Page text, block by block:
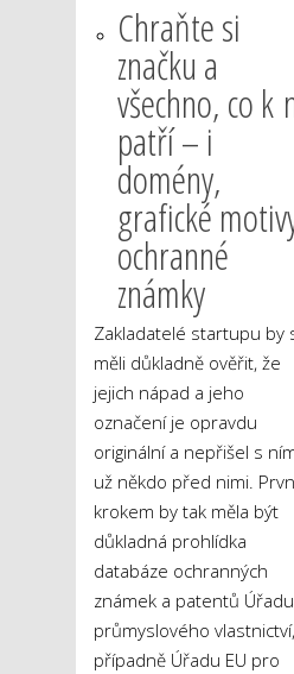
Chraňte si
značku a
všechno, co k
patří – i
domény,
grafické
ochranné
známky
Zakladatelé startupu by
měli důkladně ověřit, že
jejich nápad a jeho
označení je opravdu
originální a nepřišel s
už někdo před nimi.
krokem by tak měla být
důkladná prohlídka
databáze ochranných
známek a patentů Úřadu
průmyslového vlastnictví,
případně Úřadu EU pro